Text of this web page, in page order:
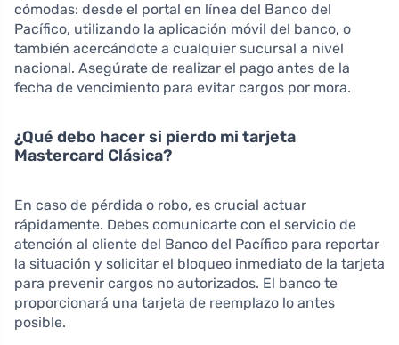
cómodas: desde el portal en línea del Banco del
Pacífico, utilizando la aplicación móvil del banco, o
también acercándote a cualquier sucursal a nivel
nacional. Asegúrate de realizar el pago antes de la
fecha de vencimiento para evitar cargos por mora.
¿Qué debo hacer si pierdo mi tarjeta
Mastercard Clásica?
En caso de pérdida o robo, es crucial actuar
rápidamente. Debes comunicarte con el servicio de
atención al cliente del Banco del Pacífico para reportar
la situación y solicitar el bloqueo inmediato de la tarjeta
para prevenir cargos no autorizados. El banco te
proporcionará una tarjeta de reemplazo lo antes
posible.